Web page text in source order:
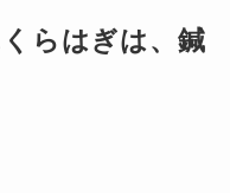
らはぎは、鍼